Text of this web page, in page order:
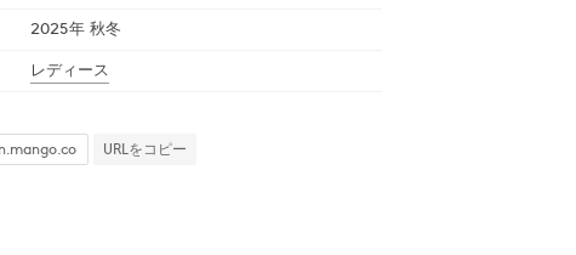
2025年 秋冬
レディース
URLをコピー